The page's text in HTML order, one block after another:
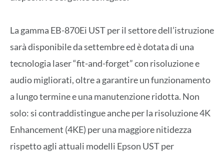
La gamma EB-870Ei UST per il settore dell’istruzione
sarà disponibile da settembre ed è dotata di una
tecnologia laser “fit-and-forget” con risoluzione e
audio migliorati, oltre a garantire un funzionamento
a lungo termine e una manutenzione ridotta. Non
solo: si contraddistingue anche per la risoluzione 4K
Enhancement (4KE) per una maggiore nitidezza
rispetto agli attuali modelli Epson UST per